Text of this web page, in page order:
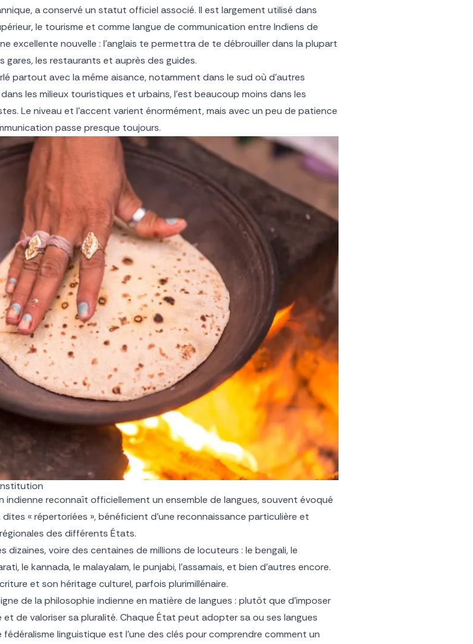
a conservé un statut officiel associé. Il est largement utilisé dans
le tourisme et comme langue de communication entre Indiens de
excellente nouvelle : l’anglais te permettra de te débrouiller dans la plupart
les restaurants et auprès des guides.
partout avec la même aisance, notamment dans le sud où d’autres
les milieux touristiques et urbains, l’est beaucoup moins dans les
Le niveau et l’accent varient énormément, mais avec un peu de patience
passe presque toujours.
indienne reconnaît officiellement un ensemble de langues, souvent évoqué
« répertoriées », bénéficient d’une reconnaissance particulière et
des différents États.
dizaines, voire des centaines de millions de locuteurs : le bengali, le
le kannada, le malayalam, le punjabi, l’assamais, et bien d’autres encore.
et son héritage culturel, parfois plurimillénaire.
de la philosophie indienne en matière de langues : plutôt que d’imposer
de valoriser sa pluralité. Chaque État peut adopter sa ou ses langues
linguistique est l’une des clés pour comprendre comment un